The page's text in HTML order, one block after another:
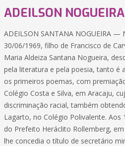
ADEILSON NOGUEIRA
ADEILSON SANTANA NOGUEIRA —
30/06/1969, filho de Francisco de
Maria Aldeiza Santana Nogueira,
pela literatura e pela poesia, tanto é
os primeiros poemas, com
Colégio Costa e Silva, em Aracaju,
discriminação racial, também
Lagarto, no Colégio Polivalente. Aos
do Prefeito Heráclito Rollemberg,
lhe concedia o título de secretário